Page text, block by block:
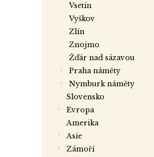
vsetín
vyškov
zlín
znojmo
žďár nad sázavou
praha náměty
nymburk náměty
slovensko
evropa
amerika
asie
zámoří